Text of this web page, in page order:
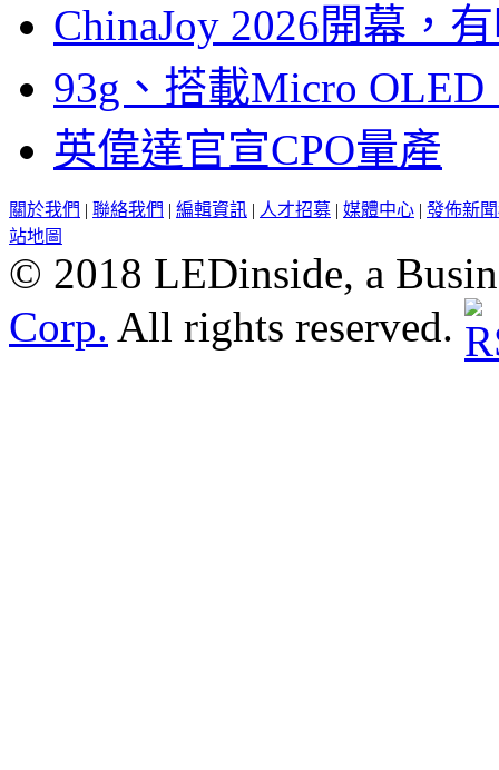
ChinaJoy 2026開幕，
93g、搭載Micro
英偉達官宣CPO量產
關於我們 | 聯絡我們 | 編輯資訊 | 人才招募 | 媒體中心 | 發佈新
站地圖
© 2018 LEDinside, a
Corp. All rights reserved.